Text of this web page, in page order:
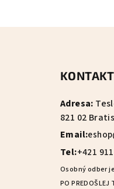
KONTAKT
Adresa:
821 02
Email:
Tel:+421
Osobný odber
PO PREDOŠLEJ